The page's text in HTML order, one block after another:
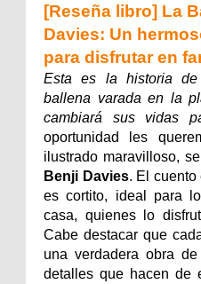
[Reseña libro] La
Davies: Un
para disfrutar en
Esta es la historia
ballena varada en la
cambiará sus vidas
oportunidad les
ilustrado maravilloso,
Benji Davies. El cuento
es cortito, ideal para
casa, quienes lo
Cabe destacar que
una verdadera obra
detalles que hacen de